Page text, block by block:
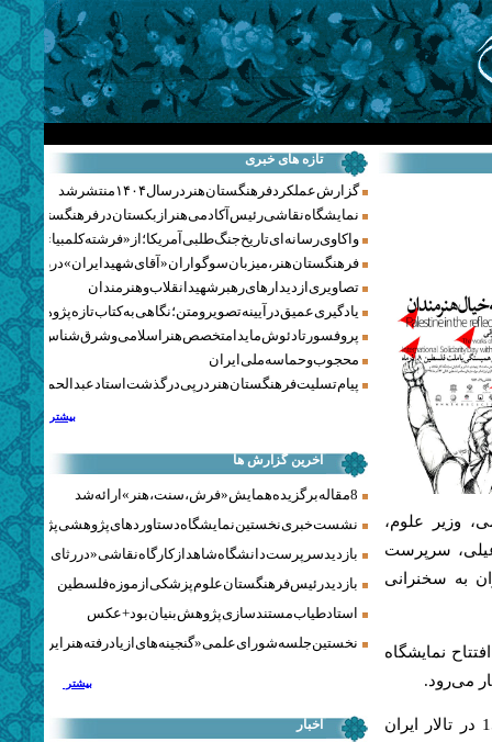
تازه های خبری
گزارش عملکرد فرهنگستان هنر در سال ۱۴۰۴ منتشر شد
نمایشگاه نقاشی رئیس آکادمی هنر ازبکستان در فرهنگستان هنر
واکاوی رسانه‌ای تاریخ جنگ‌طلبی آمریکا؛ از «فرشته کلمبیا» تا
فرهنگستان هنر، میزبان سوگواران «آقای شهید ایران» در
تصاویری از دیدارهای رهبر شهید انقلاب و هنرمندان
یادگیری عمیق در آیینه تصویر و متن؛ نگاهی به کتاب تازه پژوهشکده
پروفسور تادئوش مایدا متخصص هنر اسلامی و شرق‌شناس
محجوب و حماسه ملی ایران
پیام تسلیت فرهنگستان هنر در پی درگذشت استاد عبدالحمید
بیشتر
آخرین گزارش ها
8 مقاله برگزیده همایش «فرش، سنت، هنر» ارائه شد
نشست خبری نخستین نمایشگاه دستاوردهای پژوهشی
بازدید سرپرست دانشگاه شاهد از کارگاه نقاشی «در رثای سیمرغ
بازدید رئیس فرهنگستان علوم پزشکی از موزه فلسطین
استاد طیاب مستندسازی پژوهش‌بنیان بود + عکس
نخستین جلسه شورای علمی «گنجینه‌های ازیادرفته هنر ایران»
بیشتر
اخبار
وزیر علوم،
سرپرست
به سخنرانی
نمایشگاه
می‌رود.
آیین «روز جهانی همبستگی با مردم فلسطین»، پنج شنبه 8 آذر، ساعت 15 در تالار ایران